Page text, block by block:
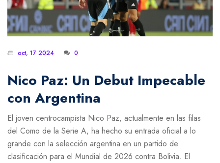
oct, 17 2024 0
Nico Paz: Un Debut Impecable
con Argentina
El joven centrocampista Nico Paz, actualmente en las filas
del Como de la Serie A, ha hecho su entrada oficial a lo
grande con la selección argentina en un partido de
clasificación para el Mundial de 2026 contra Bolivia. El